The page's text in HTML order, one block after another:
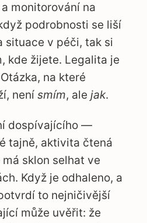
monitorování na
podrobnosti se liší
situace v péči, tak si
kde žijete. Legalita je
na které
není smím, ale jak.
dospívajícího —
tajně, aktivita čtená
sklon selhat ve
Když je odhaleno, a
to nejničivější
může uvěřit: že